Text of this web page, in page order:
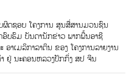
ດຊອບ ໂຄງການ ສູນສື່ສານມວນຊົນ
ບຮົມ ບັນດານັກຂ່າວ ພາກພື້ນອາຊີ
າເມລິກາລາຕິນ ຂອງ ໂຄງການລາຍງານ
ຢູ່ ນະຄອນຫລວງປັກກິ່ງ ສປ ຈີນ